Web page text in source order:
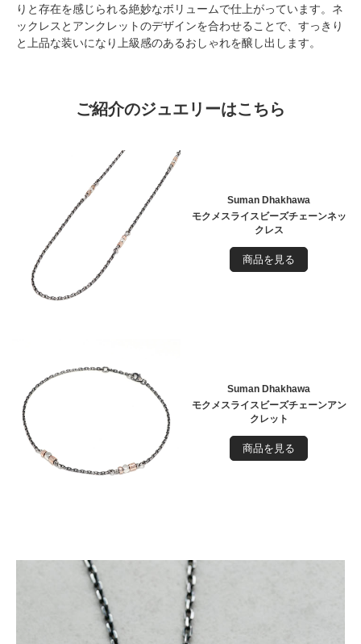
りと存在を感じられる絶妙なボリュームで仕上がっています。ネ
ックレスとアンクレットのデザインを合わせることで、すっきり
と上品な装いになり上級感のあるおしゃれを醸し出します。
ご紹介のジュエリーはこちら
Suman Dhakhawa
モクメスライスビーズチェーンネッ
クレス
商品を見る
Suman Dhakhawa
モクメスライスビーズチェーンアン
クレット
商品を見る